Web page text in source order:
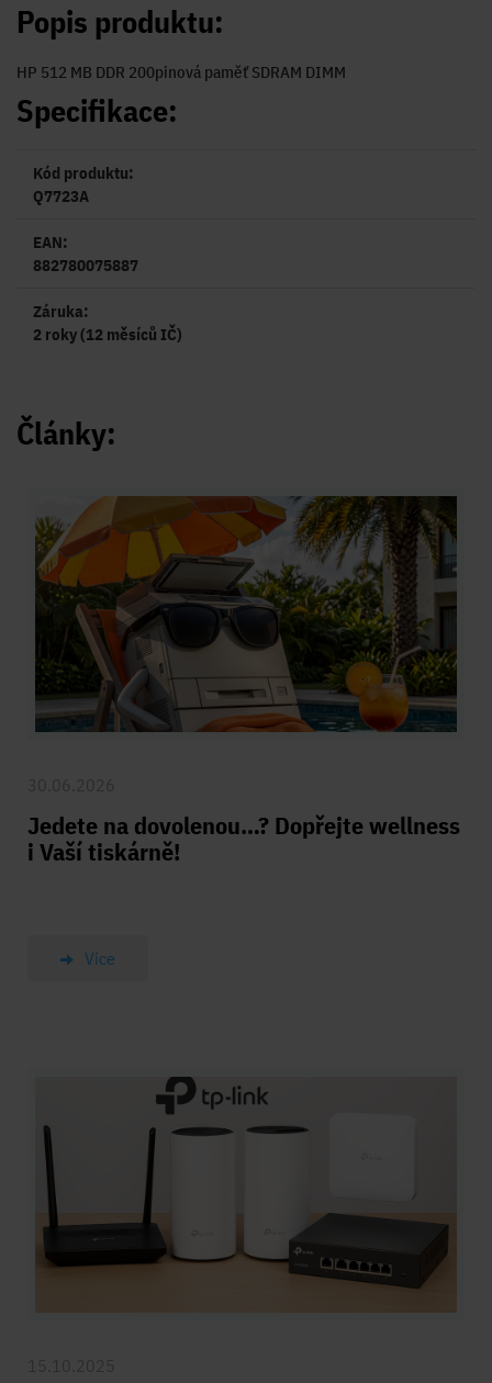
Popis produktu:
HP 512 MB DDR 200pinová paměť SDRAM DIMM
Specifikace:
Kód produktu:
Q7723A
EAN:
882780075887
Záruka:
2 roky (12 měsíců IČ)
Články:
Jedete na dovolenou…? Dopřejte wellness
i Vaší tiskárně!
Více